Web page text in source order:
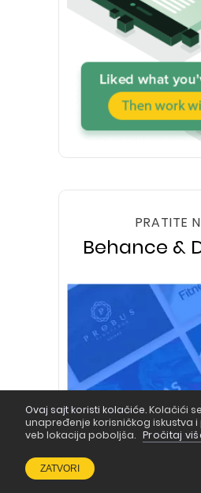
PRATITE
Behance &
Ovaj sajt koristi kolačiće.Kolačići
unapređenje korisničkog iskustva
veb lokacija poboljša. Pročitaj
ZATVORI